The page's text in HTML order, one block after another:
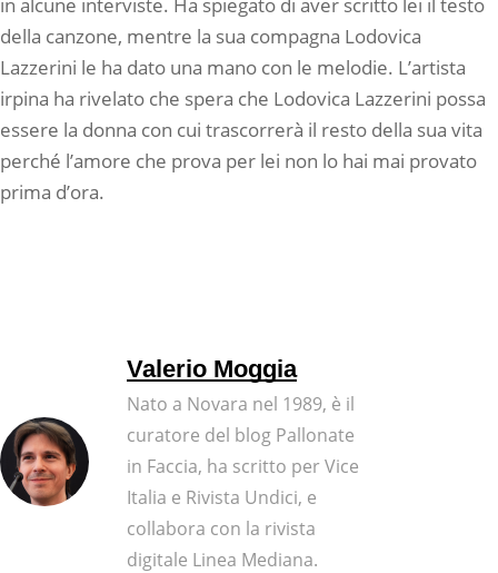
della canzone, mentre la sua compagna Lodovica
Lazzerini le ha dato una mano con le melodie. L’artista
irpina ha rivelato che spera che Lodovica Lazzerini possa
essere la donna con cui trascorrerà il resto della sua vita
perché l’amore che prova per lei non lo hai mai provato
prima d’ora.
Valerio Moggia
Nato a Novara nel 1989, è il
curatore del blog Pallonate
in Faccia, ha scritto per Vice
Italia e Rivista Undici, e
collabora con la rivista
digitale Linea Mediana.